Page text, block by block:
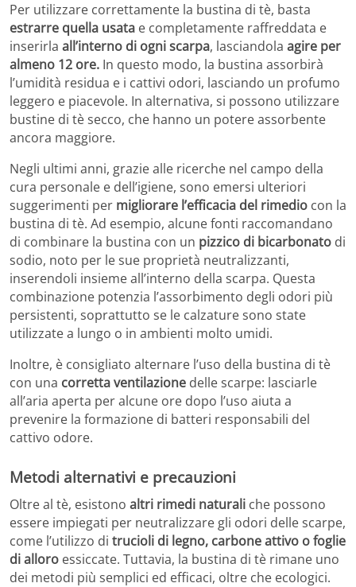
Per utilizzare correttamente la bustina di tè, basta
estrarre quella usata e completamente raffreddata e
inserirla all’interno di ogni scarpa, lasciandola agire per
almeno 12 ore. In questo modo, la bustina assorbirà
l’umidità residua e i cattivi odori, lasciando un profumo
leggero e piacevole. In alternativa, si possono utilizzare
bustine di tè secco, che hanno un potere assorbente
ancora maggiore.
Negli ultimi anni, grazie alle ricerche nel campo della
cura personale e dell’igiene, sono emersi ulteriori
suggerimenti per migliorare l’efficacia del rimedio con la
bustina di tè. Ad esempio, alcune fonti raccomandano
di combinare la bustina con un pizzico di bicarbonato di
sodio, noto per le sue proprietà neutralizzanti,
inserendoli insieme all’interno della scarpa. Questa
combinazione potenzia l’assorbimento degli odori più
persistenti, soprattutto se le calzature sono state
utilizzate a lungo o in ambienti molto umidi.
Inoltre, è consigliato alternare l’uso della bustina di tè
con una corretta ventilazione delle scarpe: lasciarle
all’aria aperta per alcune ore dopo l’uso aiuta a
prevenire la formazione di batteri responsabili del
cattivo odore.
Metodi alternativi e precauzioni
Oltre al tè, esistono altri rimedi naturali che possono
essere impiegati per neutralizzare gli odori delle scarpe,
come l’utilizzo di trucioli di legno, carbone attivo o foglie
di alloro essiccate. Tuttavia, la bustina di tè rimane uno
dei metodi più semplici ed efficaci, oltre che ecologici.